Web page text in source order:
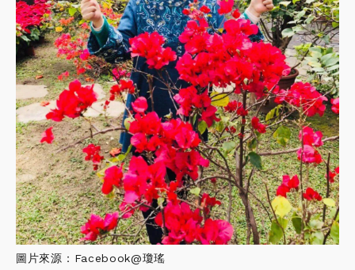
圖片來源：Facebook@瓊瑤